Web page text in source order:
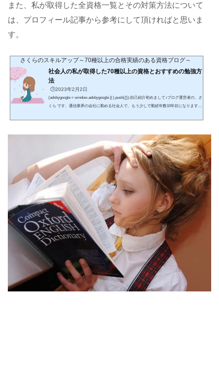
また、私が取得した全資格一覧とその対策方法について
は、プロフィール記事から参考にして頂ければと思いま
す。
さくらのスキルアップ～70種以上の合格実績のある資格ブログ～
社会人の私が取得した70種以上の資格とおすすめの勉強方
法
🕒️2023年2月2日
(adsbygoogle = window.adsbygoogle || ).push({});自己紹介初めまして♪ブログ運営者の、さ
くら です。通信業界の会社に勤める社会人で、もう少しで勤続年数10年目になります。
は、この先の記事を読んで頂ければ幸いです。2025年の目標としては、英語に力を入
れ、具体的にはTOEI...